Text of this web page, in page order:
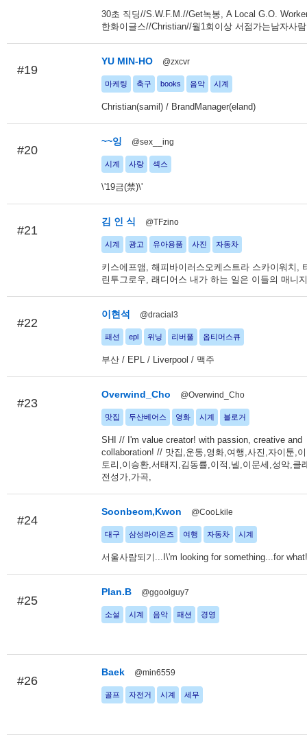
30초 직딩//S.W.F.M.//Get녹봉, A Local G.O.
한화이글스//Christian//월1회이상 서점가는남자사람
#19
YU MIN-HO @zxcvr
마케팅 축구 books 음악 시계
Christian(samil) / BrandManager(eland)
#20
~~잉 @sex__ing
시계 사랑 섹스
\'19금(禁)\'
#21
김 인 식 @TFzino
시계 광고 유아용품 사진 자동차
키스에프앰, 해피바이러스오케스트라 스카이워치,
린투그로우, 래디어스 내가 하는 일은 이들의 매니
#22
이현석 @dracial3
패션 epl 위닝 리버풀 옵티머스큐
부산 / EPL / Liverpool / 맥주
#23
Overwind_Cho @Overwind_Cho
맛집 두산베어스 영화 시계 블로거
SHI // I'm value creator! with passion, creative and
collaboration! // 맛집,운동,영화,여행,사진,자이툰,
토리,이승환,서태지,김동률,이적,넬,이문세,성악,클
전성가,가곡,
#24
Soonbeom,Kwon @CooLkile
대구 삼성라이온즈 여행 자동차 시계
서울사람되기...I\'m looking for something...for
#25
Plan.B @ggoolguy7
소설 시계 음악 패션 경영
#26
Baek @min6559
골프 자전거 시계 세무